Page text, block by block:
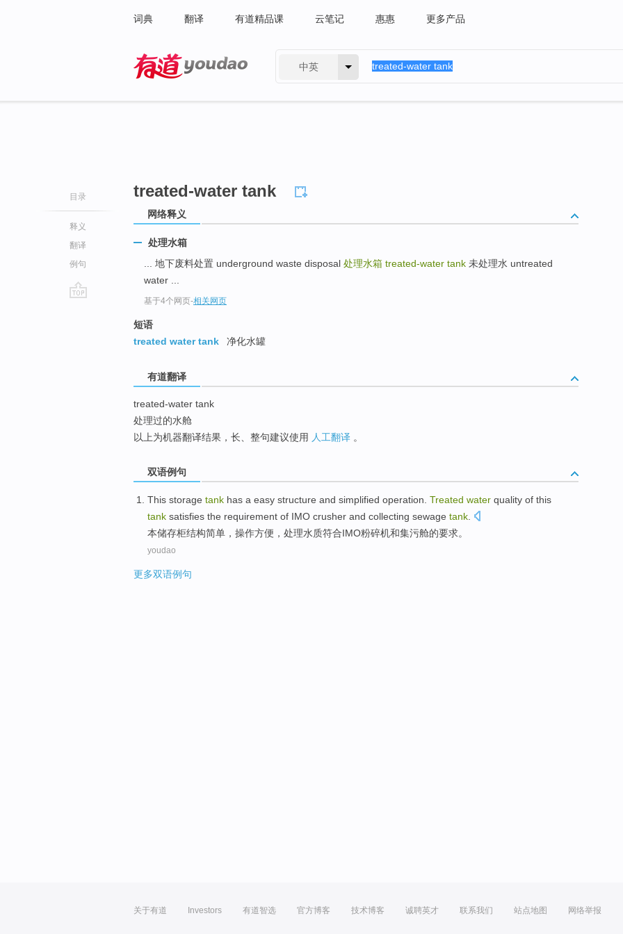
词典 翻译 有道精品课 云笔记 惠惠 更多产品
中英
目录
释义
翻译
例句
treated-water tank
网络释义
处理水箱
... 地下废料处置 underground waste disposal 处理水箱 treated-water tank 未处理水 untreated
water ...
基于4个网页-相关网页
短语
treated water tank
净化水罐
有道翻译
treated-water tank
处理过的水舱
以上为机器翻译结果，长、整句建议使用 人工翻译 。
双语例句
This storage tank has a easy structure and simplified operation Treated water quality of this
tank satisfies the requirement of IMO crusher and collecting sewage tank
本储存柜结构简单 ， 操作方便， 处理水质符合IMO粉碎机和集污舱的要求。
youdao
更多双语例句
关于有道 Investors 有道智选 官方博客 技术博客 诚聘英才 联系我们 站点地图 网络举报